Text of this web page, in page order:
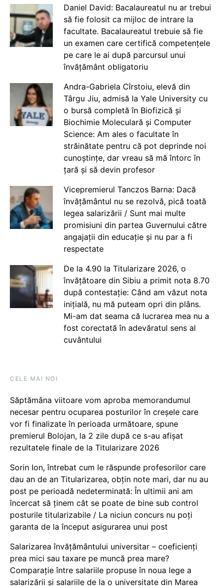
Daniel David: Bacalaureatul nu ar trebui
să fie folosit ca mijloc de intrare la
facultate. Bacalaureatul trebuie să fie
un examen care certifică competențele
pe care le ai după parcursul unui
învățământ obligatoriu
Andra-Gabriela Cîrstoiu, elevă din
Târgu Jiu, admisă la Yale University cu
o bursă completă în Biofizică și
Biochimie Moleculară și Computer
Science: Am ales o facultate în
străinătate pentru că pot deprinde noi
cunoștințe, dar vreau să mă întorc în
țară și să devin profesor
Vicepremierul Tanczos Barna: Dacă
învățământul nu se rezolvă, pică toată
legea salarizării / Sunt mai multe
promisiuni din partea Guvernului către
angajații din educație și nu par a fi
respectate
De la 4.90 la Titularizare 2026, o
învățătoare din Sibiu a primit nota 8.70
după contestație: Când am văzut nota
inițială, nu mă puteam opri din plâns.
Mi-am dat seama că lucrarea mea nu a
fost corectată în adevăratul sens al
cuvântului
CELE MAI NOI
Săptămâna viitoare vom aproba memorandumul
necesar pentru ocuparea posturilor în creșele care
vor fi finalizate în perioada următoare, spune
premierul Bolojan, la 2 zile după ce s-au afișat
rezultatele finale de la Titularizare 2026
Sorin Ion, întrebat cum le răspunde profesorilor care
dau an de an Titularizarea, obțin note mari, dar nu au
post pe perioadă nedeterminată: În ultimii ani am
încercat să ținem cât se poate de bine sub control
posturile titularizabile / La niciun concurs nu poți
garanta de la început asigurarea unui post
Salarizarea învățământului universitar – coeficienți
prea mici sau taxare pe muncă prea mare?
Comparație între salariile propuse în noua lege a
salarizării și salariile de la o universitate din Marea